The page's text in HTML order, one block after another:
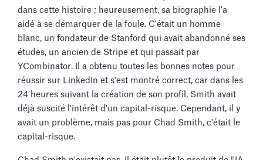
dans cette histoire ; heureusement, sa biographie l'a
aidé à se démarquer de la foule. C'était un homme
blanc, un fondateur de Stanford qui avait abandonné ses
études, un ancien de Stripe et qui passait par
YCombinator. Il a obtenu toutes les bonnes notes pour
réussir sur LinkedIn et s'est montré correct, car dans les
24 heures suivant la création de son profil, Smith avait
déjà suscité l'intérêt d'un capital-risque. Cependant, il y
avait un problème, mais pas pour Chad Smith, c'était le
capital-risque.